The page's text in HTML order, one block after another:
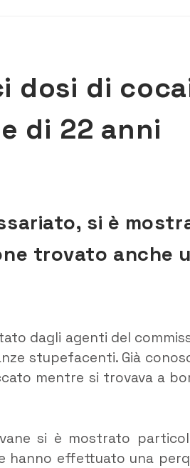
dosi di
di 22 anni
si è
trovato anche
dagli agenti del
stupefacenti. Già
mentre si trovava a
si è mostrato
hanno effettuato una